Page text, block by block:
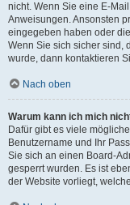
nicht. Wenn Sie eine E-
Anweisungen. Ansonsten
eingegeben haben oder
Wenn Sie sich sicher sind,
wurde, dann kontaktieren
Nach oben
Warum kann ich mich
Dafür gibt es viele
Benutzername und Ihr
Sie sich an einen Board-
gesperrt wurden. Es ist
der Website vorliegt,